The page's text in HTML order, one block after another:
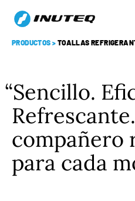
PRODUCTOS > TOALLAS
Sencillo.
compañero
para cada